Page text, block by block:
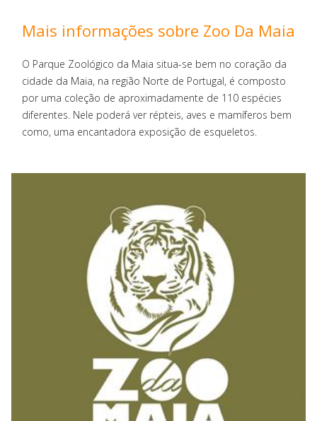
Mais informações sobre Zoo Da Maia
O Parque Zoológico da Maia situa-se bem no coração da
cidade da Maia, na região Norte de Portugal, é composto
por uma coleção de aproximadamente de 110 espécies
diferentes. Nele poderá ver répteis, aves e mamíferos bem
como, uma encantadora exposição de esqueletos.